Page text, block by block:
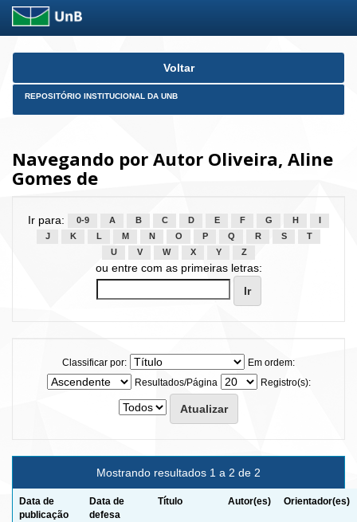
Skip
Voltar
REPOSITÓRIO INSTITUCIONAL DA UNB
Navegando por Autor Oliveira, Aline
Gomes de
Ir para: 0-9 A B C D E F G H
J
K L M N O P Q R S
T
U
V W X Y Z
ou entre com as primeiras letras:
Classificar por:
Em ordem:
Resultados/Página
Registro(s):
Mostrando resultados 1 a 2 de 2
Data de
publicação
Data de
defesa
Título Autor(es) Orientador(es)